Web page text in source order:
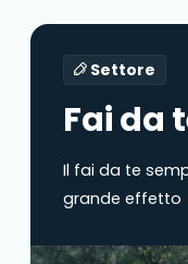
Settore
Fai da
Il fai da te
grande effetto